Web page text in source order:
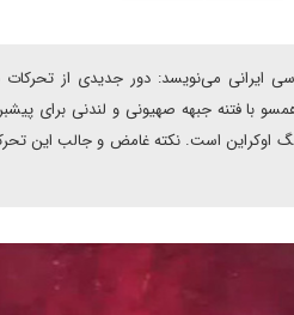
ایرانی می‌نویسد: دور جدیدی از
با فتنه جبهه صهیونی و لندنی برای
اوکراین است. نکته غامض و جالب این